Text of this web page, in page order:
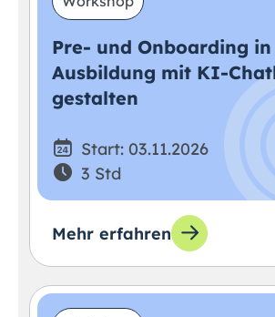
Pre- und Onboarding
Ausbildung mit KI-
gestalten
Start: 03.11.2026
3 Std
Mehr erfahren